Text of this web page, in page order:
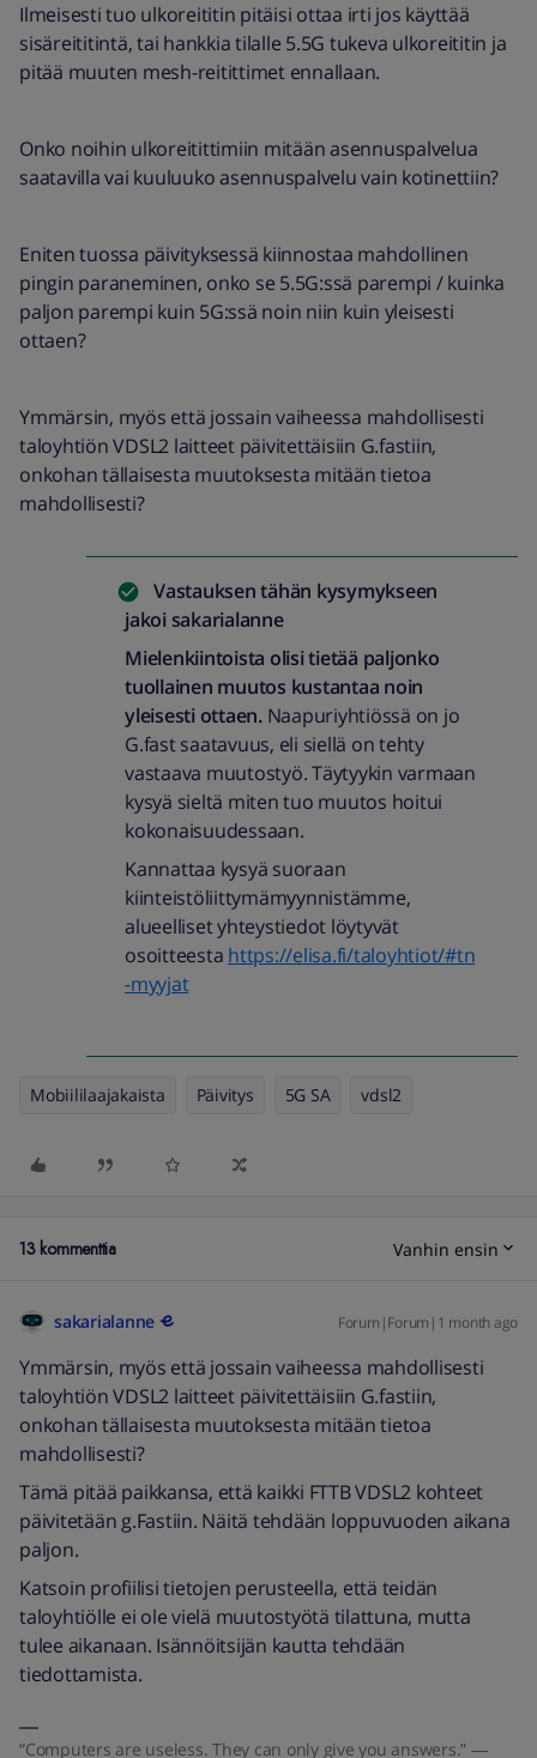
Ilmeisesti tuo ulkoreititin pitäisi ottaa irti jos käyttää
sisäreititintä, tai hankkia tilalle 5.5G tukeva ulkoreititin ja
pitää muuten mesh-reitittimet ennallaan.
Onko noihin ulkoreitittimiin mitään asennuspalvelua
saatavilla vai kuuluuko asennuspalvelu vain kotinettiin?
Eniten tuossa päivityksessä kiinnostaa mahdollinen
pingin paraneminen, onko se 5.5G:ssä parempi / kuinka
paljon parempi kuin 5G:ssä noin niin kuin yleisesti
ottaen?
Ymmärsin, myös että jossain vaiheessa mahdollisesti
taloyhtiön VDSL2 laitteet päivitettäisiin G.fastiin,
onkohan tällaisesta muutoksesta mitään tietoa
mahdollisesti?
Vastauksen tähän kysymykseen
jakoi sakarialanne
Mielenkiintoista olisi tietää paljonko
tuollainen muutos kustantaa noin
yleisesti ottaen.Naapuriyhtiössä on jo
G.fast saatavuus, eli siellä on tehty
vastaava muutostyö. Täytyykin varmaan
kysyä sieltä miten tuo muutos hoitui
kokonaisuudessaan.
Kannattaa kysyä suoraan
kiinteistöliittymämyynnistämme,
alueelliset yhteystiedot löytyvät
osoitteesta https://elisa.fi/taloyhtiot/#tn
-myyjat
Mobiililaajakaista Päivitys 5G SA vdsl2
13 kommenttia Vanhin ensin
sakarialanne Forum|Forum|1 month ago
Ymmärsin, myös että jossain vaiheessa mahdollisesti
taloyhtiön VDSL2 laitteet päivitettäisiin G.fastiin,
onkohan tällaisesta muutoksesta mitään tietoa
mahdollisesti?
Tämä pitää paikkansa, että kaikki FTTB VDSL2 kohteet
päivitetään g.Fastiin. Näitä tehdään loppuvuoden aikana
paljon.
Katsoin profiilisi tietojen perusteella, että teidän
taloyhtiölle ei ole vielä muutostyötä tilattuna, mutta
tulee aikanaan. Isännöitsijän kautta tehdään
tiedottamista.
“Computers are useless. They can only give you answers.” ―